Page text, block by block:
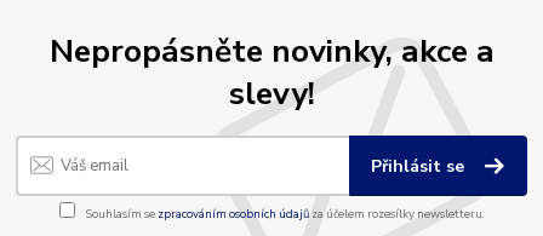
Nepropásněte novinky, akce a
slevy!
Přihlásit se
Souhlasím se zpracováním osobních údajůza účelem rozesílky newsletteru.